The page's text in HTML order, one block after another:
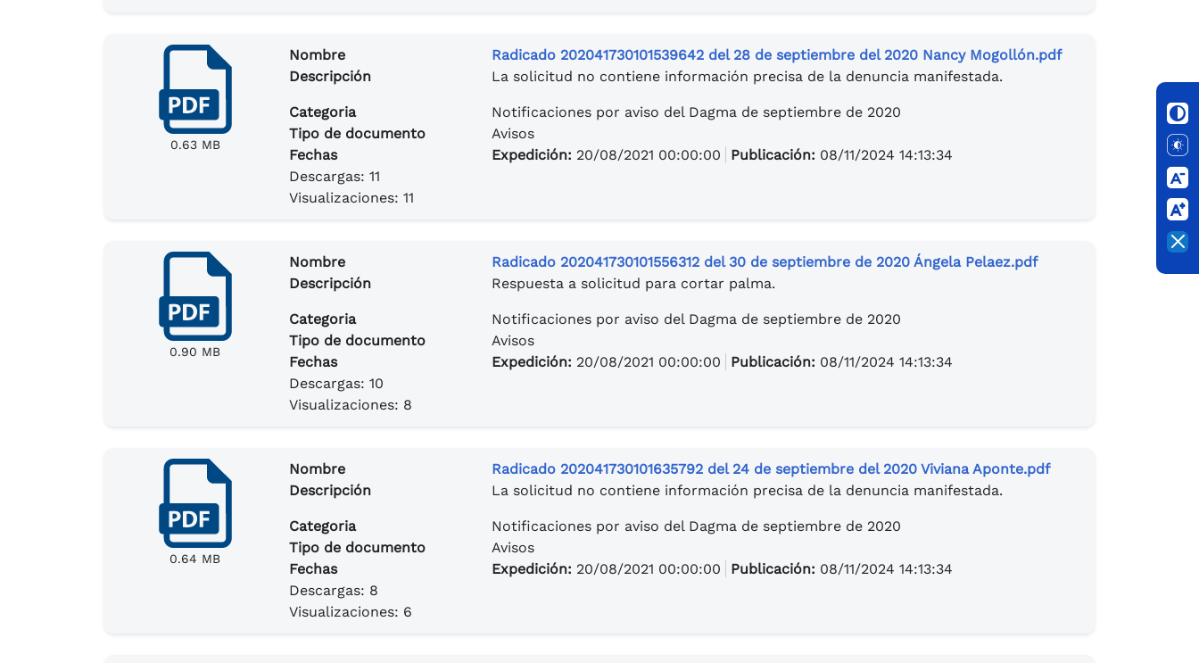
0.63 MB
Nombre
Radicado 202041730101539642 del 28 de septiembre del 2020 Nancy Mogollón.pdf
Descripción
La solicitud no contiene información precisa de la denuncia manifestada.
Categoria
Notificaciones por aviso del Dagma de septiembre de 2020
Tipo de documento
Avisos
Fechas
Expedición: 20/08/2021 00:00:00 Publicación: 08/11/2024 14:13:34
Descargas: 11
Visualizaciones: 11
0.90 MB
Nombre
Radicado 202041730101556312 del 30 de septiembre de 2020 Ángela Pelaez.pdf
Descripción
Respuesta a solicitud para cortar palma.
Categoria
Notificaciones por aviso del Dagma de septiembre de 2020
Tipo de documento
Avisos
Fechas
Expedición: 20/08/2021 00:00:00 Publicación: 08/11/2024 14:13:34
Descargas: 10
Visualizaciones: 8
0.64 MB
Nombre
Radicado 202041730101635792 del 24 de septiembre del 2020 Viviana Aponte.pdf
Descripción
La solicitud no contiene información precisa de la denuncia manifestada.
Categoria
Notificaciones por aviso del Dagma de septiembre de 2020
Tipo de documento
Avisos
Fechas
Expedición: 20/08/2021 00:00:00 Publicación: 08/11/2024 14:13:34
Descargas: 8
Visualizaciones: 6